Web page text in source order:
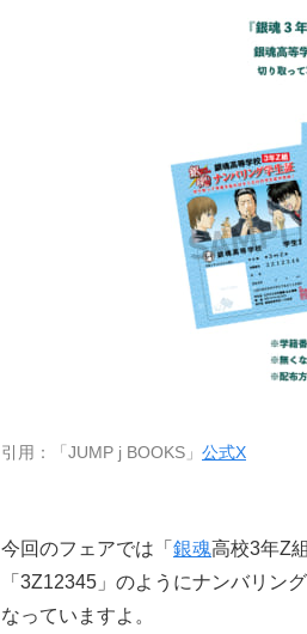
引用：「JUMP j BOOKS」 公式X
今回のフェアでは「 銀魂高校3年Z
「3Z12345」のようにナンバリン
なっていますよ。